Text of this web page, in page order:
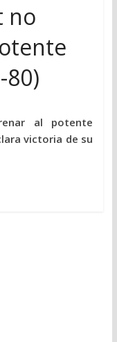
no
80)
al potente
victoria de su